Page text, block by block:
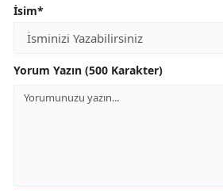
İsim*
Yorum Yazın (500 Karakter)